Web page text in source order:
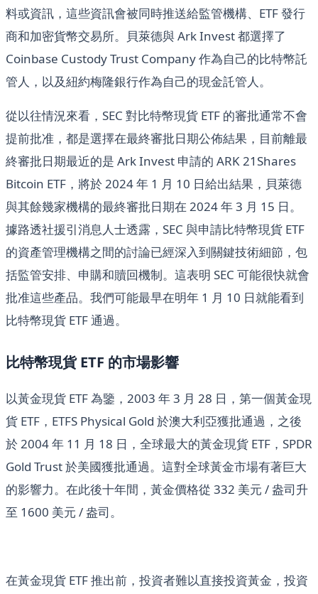
料或資訊，這些資訊會被同時推送給監管機構、ETF 發行
商和加密貨幣交易所。貝萊德與 Ark Invest 都選擇了
Coinbase Custody Trust Company 作為自己的比特幣託
管人，以及紐約梅隆銀行作為自己的現金託管人。
從以往情況來看，SEC 對比特幣現貨 ETF 的審批通常不會
提前批准，都是選擇在最終審批日期公佈結果，目前離最
終審批日期最近的是 Ark Invest 申請的 ARK 21Shares
Bitcoin ETF，將於 2024 年 1 月 10 日給出結果，貝萊德
與其餘幾家機構的最終審批日期在 2024 年 3 月 15 日。
據路透社援引消息人士透露，SEC 與申請比特幣現貨 ETF
的資產管理機構之間的討論已經深入到關鍵技術細節，包
括監管安排、申購和贖回機制。這表明 SEC 可能很快就會
批准這些產品。我們可能最早在明年 1 月 10 日就能看到
比特幣現貨 ETF 通過。
比特幣現貨 ETF 的市場影響
以黃金現貨 ETF 為鑒，2003 年 3 月 28 日，第一個黃金現
貨 ETF，ETFS Physical Gold 於澳大利亞獲批通過，之後
於 2004 年 11 月 18 日，全球最大的黃金現貨 ETF，SPDR
Gold Trust 於美國獲批通過。這對全球黃金市場有著巨大
的影響力。在此後十年間，黃金價格從 332 美元 / 盎司升
至 1600 美元 / 盎司。
在黃金現貨 ETF 推出前，投資者難以直接投資黃金，投資